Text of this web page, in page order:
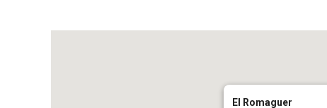
El Romaguer